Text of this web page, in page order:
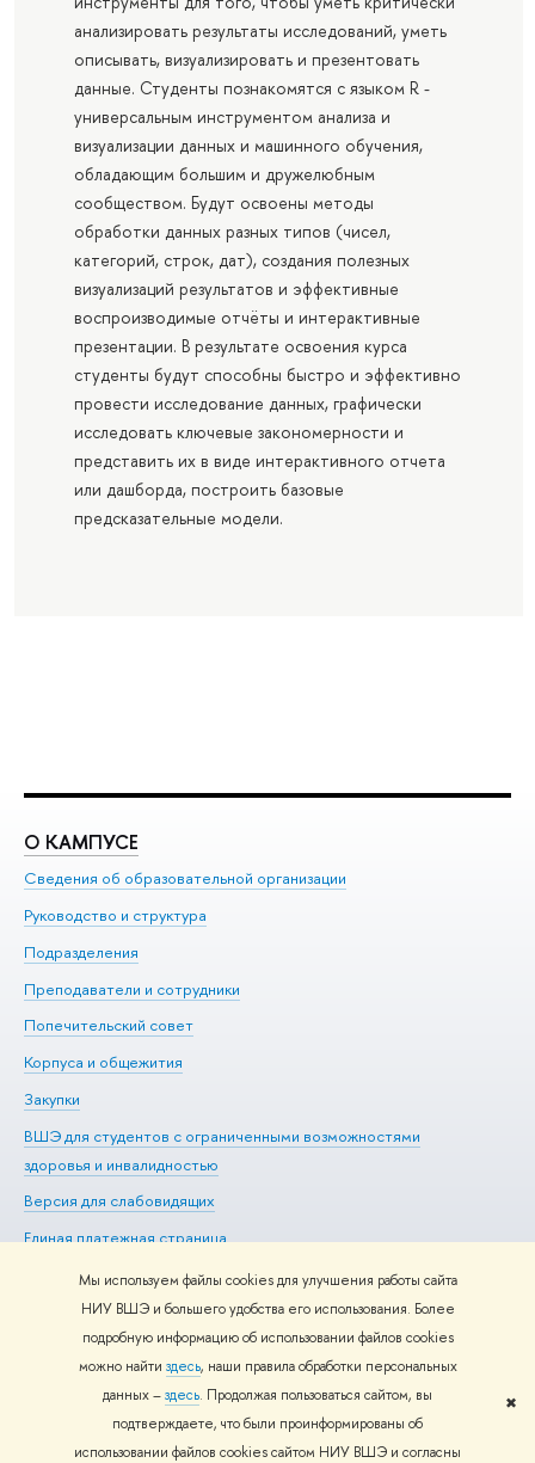
Мы используем файлы cookies для улучшения работы сайта
НИУ ВШЭ и большего удобства его использования. Более
подробную информацию об использовании файлов cookies
можно найти здесь, наши правила обработки персональных
данных –здесь. Продолжая пользоваться сайтом, вы
подтверждаете, что были проинформированы об
использовании файлов cookies сайтом НИУ ВШЭ и согласны
✖
анализировать результаты исследований, уметь
описывать, визуализировать и презентовать
данные. Студенты познакомятся с языком R -
универсальным инструментом анализа и
визуализации данных и машинного обучения,
обладающим большим и дружелюбным
сообществом. Будут освоены методы
обработки данных разных типов (чисел,
категорий, строк, дат), создания полезных
визуализаций результатов и эффективные
воспроизводимые отчёты и интерактивные
презентации. В результате освоения курса
студенты будут способны быстро и эффективно
провести исследование данных, графически
исследовать ключевые закономерности и
представить их в виде интерактивного отчета
или дашборда, построить базовые
предсказательные модели.
О КАМПУСЕ
Сведения об образовательной организации
Руководство и структура
Подразделения
Преподаватели и сотрудники
Попечительский совет
Корпуса и общежития
Закупки
ВШЭ для студентов с ограниченными возможностями
здоровья и инвалидностью
Версия для слабовидящих
Единая платежная страница
Редактору
© НИУ ВШЭ 1993–2026 Адреса и контакты Условия
использования материалов Политика конфиденциальности
Карта
Шрифты HSE Sans и HSE Slab разработаны вШколе дизайна НИУ